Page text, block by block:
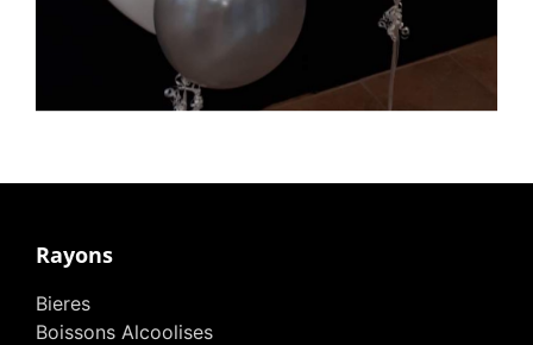
Rayons
Bieres
Boissons Alcoolises